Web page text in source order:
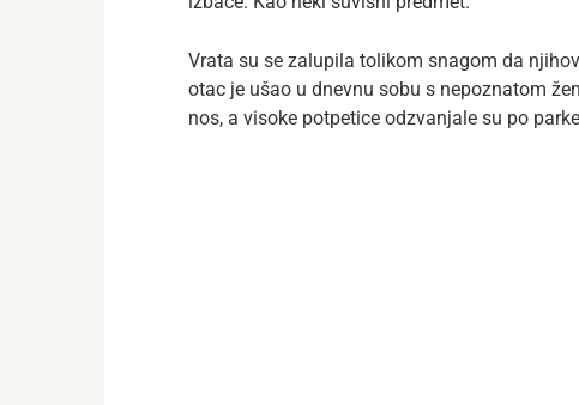
Vrata su se zalupila tolikom snagom da
otac je ušao u dnevnu sobu s nepoznatom
nos, a visoke potpetice odzvanjale su po